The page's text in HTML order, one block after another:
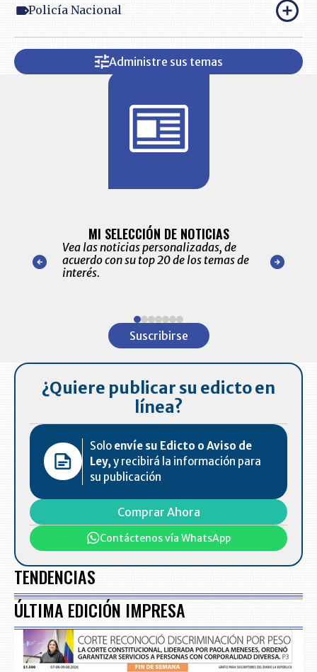
Policía Nacional
Administre sus temas
nuestro
para
MI SELECCIÓN DE NOTICIAS
Vea las noticias personalizadas, de
acuerdo con su top 20 de los temas de
interés.
de las
Suscribirse
¿Quiere publicar su edicto en
línea?
Solo envíe su Edicto o Aviso de
Ley, y recibirá la información para
su publicación
Comprar Ahora
Contáctenos vía WhatsApp
TENDENCIAS
ÚLTIMA EDICIÓN IMPRESA